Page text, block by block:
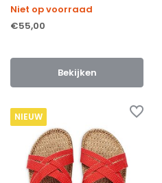
Niet op voorraad
€55,00
Bekijken
NIEUW